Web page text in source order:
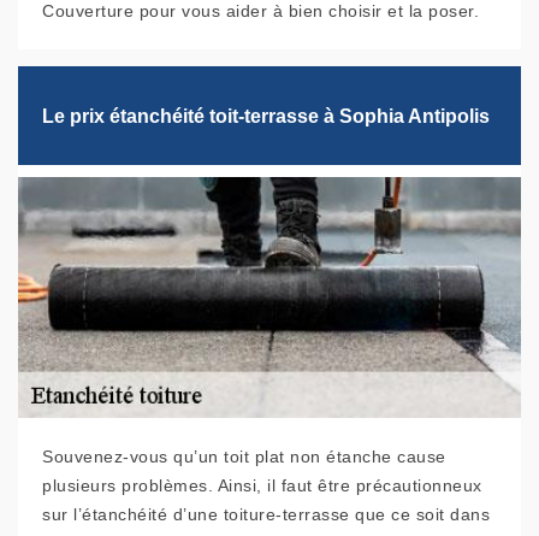
Couverture pour vous aider à bien choisir et la poser.
Le prix étanchéité toit-terrasse à Sophia Antipolis
Souvenez-vous qu’un toit plat non étanche cause
plusieurs problèmes. Ainsi, il faut être précautionneux
sur l’étanchéité d’une toiture-terrasse que ce soit dans